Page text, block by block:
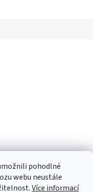
pohodlné
webu neustále
Více informací